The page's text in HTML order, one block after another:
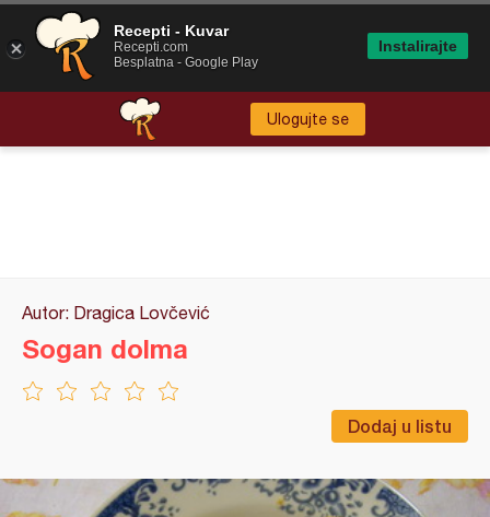
Ulogujte se
Autor: Dragica Lovčević
Dodaj u listu
Sogan dolma
Recepti - Kuvar
Recepti.com
Besplatna - Google Play
Instalirajte